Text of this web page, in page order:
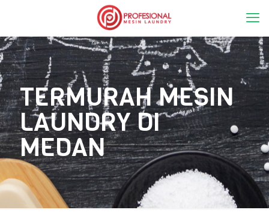
TERMURAH MESIN
LAUNDRY DI
MEDAN